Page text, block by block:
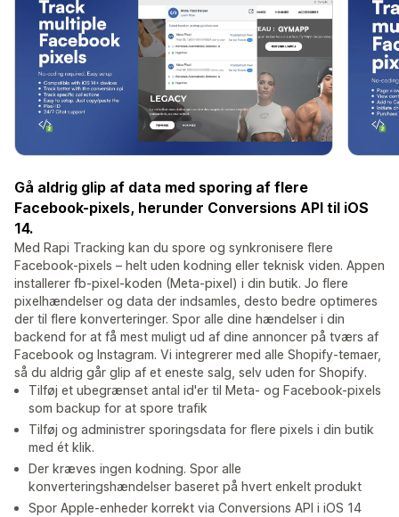
Gå aldrig glip af data med sporing af flere
Facebook-pixels, herunder Conversions API til iOS
14.
Med Rapi Tracking kan du spore og synkronisere flere
Facebook-pixels – helt uden kodning eller teknisk viden. Appen
installerer fb-pixel-koden (Meta-pixel) i din butik. Jo flere
pixelhændelser og data der indsamles, desto bedre optimeres
der til flere konverteringer. Spor alle dine hændelser i din
backend for at få mest muligt ud af dine annoncer på tværs af
Facebook og Instagram. Vi integrerer med alle Shopify-temaer,
så du aldrig går glip af et eneste salg, selv uden for Shopify.
Tilføj et ubegrænset antal id'er til Meta- og Facebook-pixels
som backup for at spore trafik
Tilføj og administrer sporingsdata for flere pixels i din butik
med ét klik.
Der kræves ingen kodning. Spor alle
konverteringshændelser baseret på hvert enkelt produkt
Spor Apple-enheder korrekt via Conversions API i iOS 14